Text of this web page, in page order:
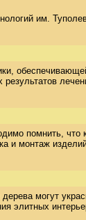
им.
помнить,
и монтаж
могут